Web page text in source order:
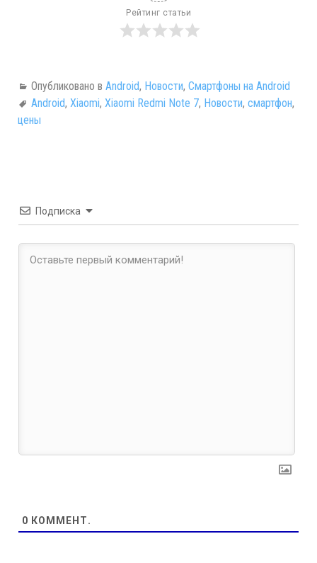
Рейтинг статьи
Опубликовано в Android, Новости, Смартфоны на Android
Android, Xiaomi, Xiaomi Redmi Note 7, Новости, смартфон,
цены
Подписка
0 КОММЕНТ.